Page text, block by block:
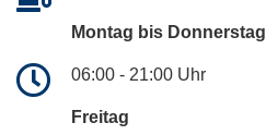
Montag bis Donnerstag
06:00 - 21:00 Uhr
Freitag